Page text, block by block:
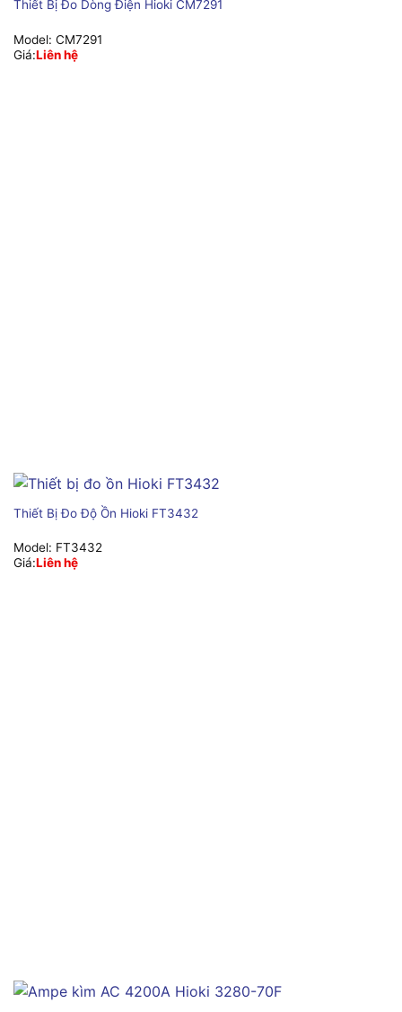
Thiết Bị Đo Dòng Điện Hioki CM7291
Model: CM7291
Giá:Liên hệ
Thiết Bị Đo Độ Ồn Hioki FT3432
Model: FT3432
Giá:Liên hệ